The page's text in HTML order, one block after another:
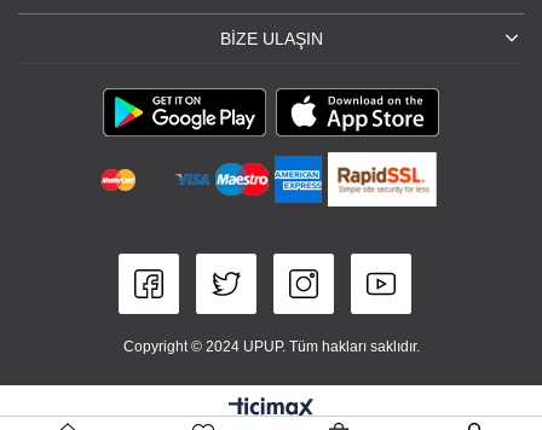
BIZE ULAŞIN
Copyright © 2024 UPUP. Tüm hakları saklıdır.